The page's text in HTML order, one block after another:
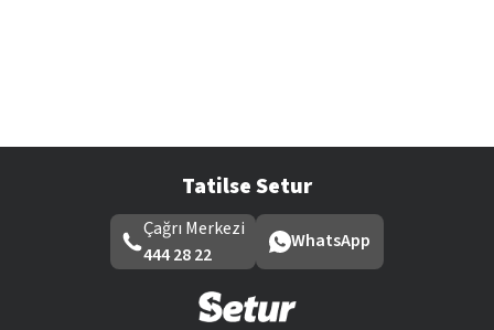
Tatilse Setur
Çağrı Merkezi
444 28 22
WhatsApp